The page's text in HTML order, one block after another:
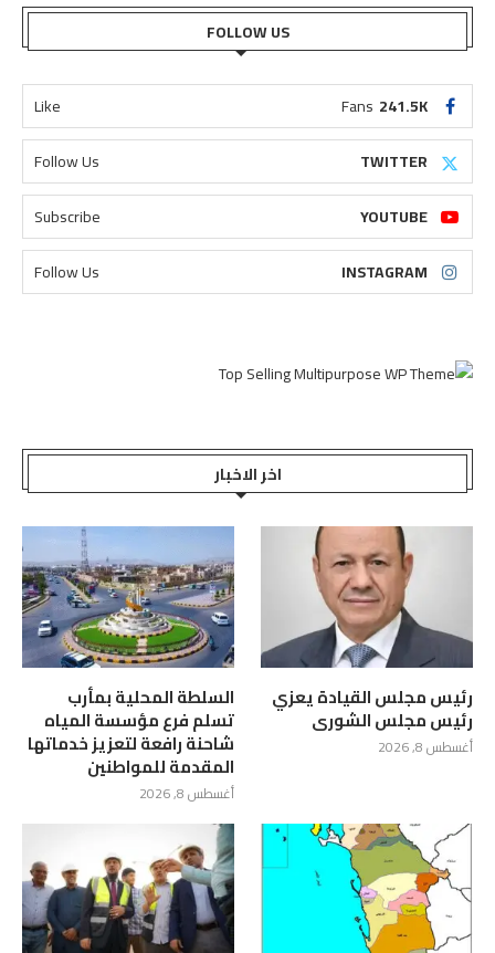
FOLLOW US
241.5K
Fans
Like
TWITTER
Follow Us
YOUTUBE
Subscribe
INSTAGRAM
Follow Us
اخر الاخبار
رئيس مجلس القيادة يعزي
رئيس مجلس الشورى
أغسطس 8, 2026
السلطة المحلية بمأرب
تسلم فرع مؤسسة المياه
شاحنة رافعة لتعزيز خدماتها
المقدمة للمواطنين
أغسطس 8, 2026